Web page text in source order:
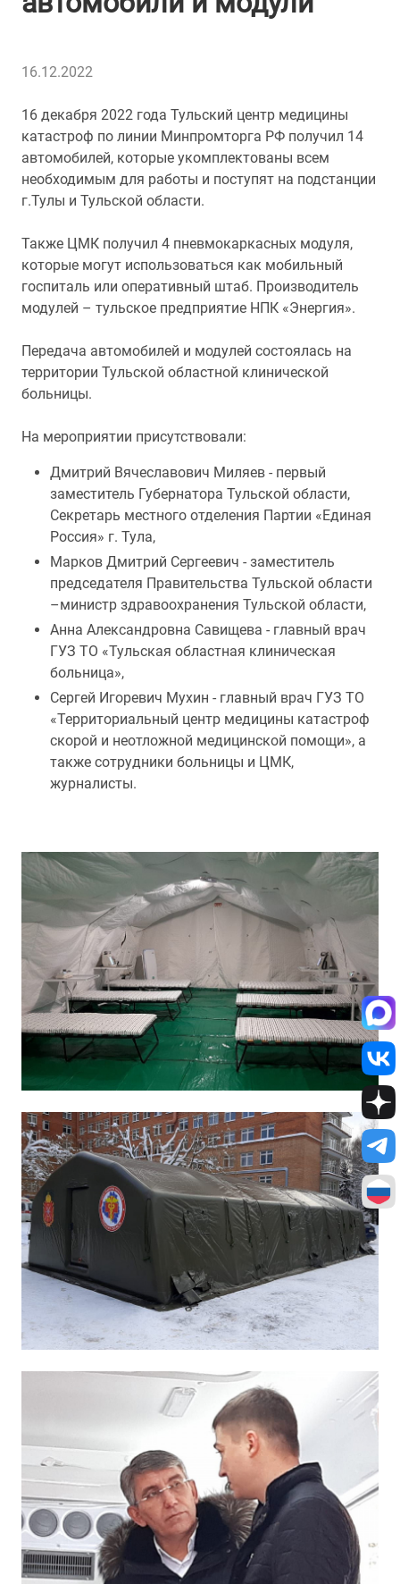
16.12.2022
16 декабря 2022 года Тульский центр медицины
катастроф по линии Минпромторга РФ получил 14
автомобилей, которые укомплектованы всем
необходимым для работы и поступят на подстанции
г.Тулы и Тульской области.
Также ЦМК получил 4 пневмокаркасных модуля,
которые могут использоваться как мобильный
госпиталь или оперативный штаб. Производитель
модулей – тульское предприятие НПК «Энергия».
Передача автомобилей и модулей состоялась на
территории Тульской областной клинической
больницы.
На мероприятии присутствовали:
Дмитрий Вячеславович Миляев - первый
заместитель Губернатора Тульской области,
Секретарь местного отделения Партии «Единая
Россия» г. Тула,
Марков Дмитрий Сергеевич - заместитель
председателя Правительства Тульской области
–министр здравоохранения Тульской области,
Анна Александровна Савищева - главный врач
ГУЗ ТО «Тульская областная клиническая
больница»,
Сергей Игоревич Мухин - главный врач ГУЗ ТО
«Территориальный центр медицины катастроф
скорой и неотложной медицинской помощи», а
также сотрудники больницы и ЦМК,
журналисты.